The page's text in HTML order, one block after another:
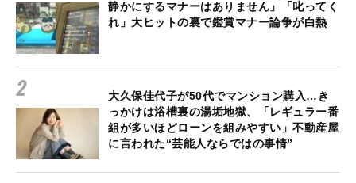
静かにするマナーはありません」「叱ってく
れ」大ヒットの裏で鑑賞マナー論争が白熱
大久保佳代子が50代でマンション購入…き
っかけは浴槽裏の湯垢地獄、「レギュラー番
組が多いほどローンを組みやすい」不動産屋
に言われた“芸能人ならではの事情”